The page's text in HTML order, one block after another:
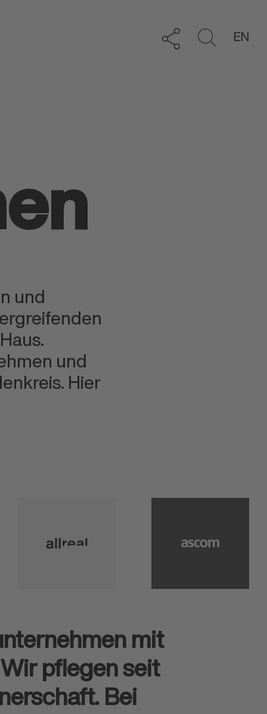
EN
und
und
Hier
mit
pflegen seit
Bei